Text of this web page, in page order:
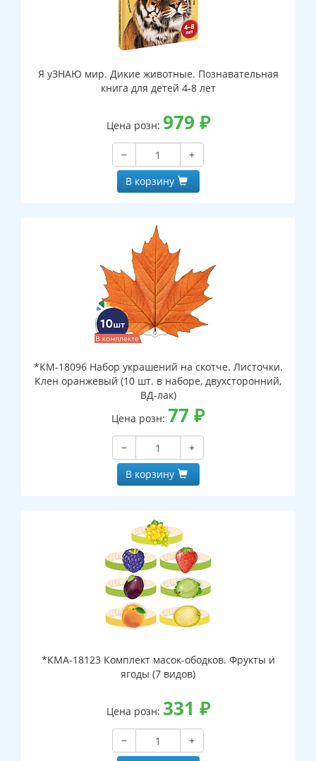
Я уЗНАЮ мир. Дикие животные. Познавательная
книга для детей 4-8 лет
Цена розн: 979 ₽
−
+
В корзину
*КМ-18096 Набор украшений на скотче. Листочки.
Клен оранжевый (10 шт. в наборе, двухсторонний,
ВД-лак)
Цена розн: 77 ₽
−
+
В корзину
*КМА-18123 Комплект масок-ободков. Фрукты и
ягоды (7 видов)
Цена розн: 331 ₽
−
+